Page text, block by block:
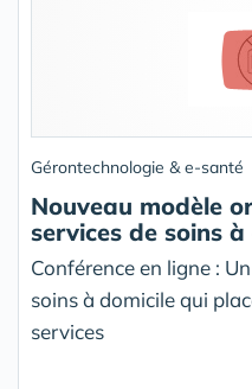
Gérontechnologie & e-santé
Nouveau modèle
services de soins
Conférence en ligne :
soins à domicile qui
services